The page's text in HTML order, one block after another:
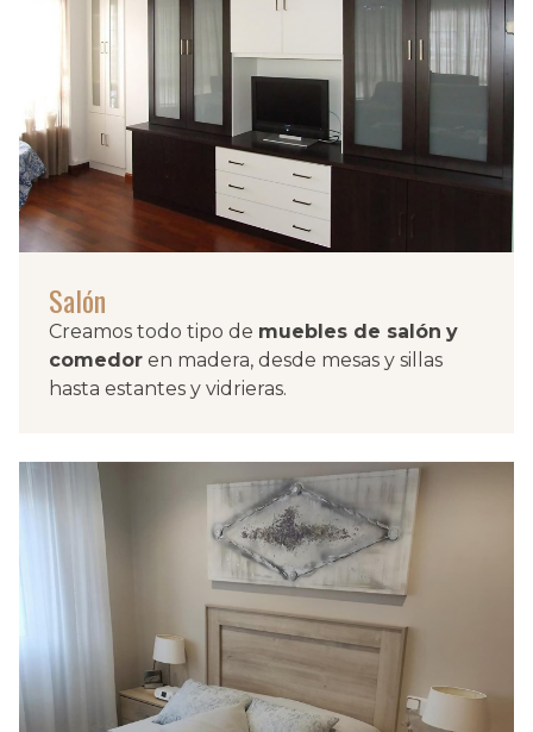
Salón
Creamos todo tipo de muebles de salón y
comedoren madera, desde mesas y sillas
hasta estantes y vidrieras.